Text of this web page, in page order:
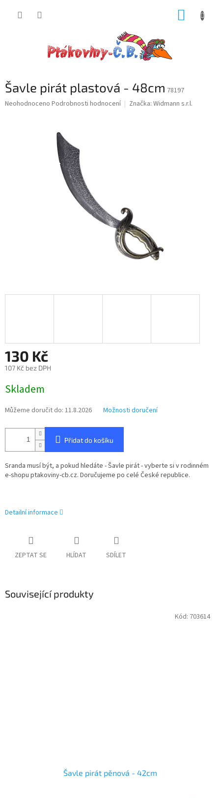
Šavle pirát plastová - 48cm 78197
Průměrné
Neohodnoceno Podrobnosti hodnocení Značka: Widmann s.r.l.
130 Kč
107 Kč bez DPH
cena:
Skladem
Můžeme doručit do: 11.8.2026 Možnosti doručení
Přidat do košíku
Sranda musí být, a pokud hledáte - Šavle pirát - vyberte si v rodinném
e-shopu ptakoviny-cb.cz. Doručujeme po celé České republice.
Detailní informace
ZEPTAT SE HLÍDAT SDÍLET
Související produkty
Šavle pirát pěnová - 42cm
Kód: 703614